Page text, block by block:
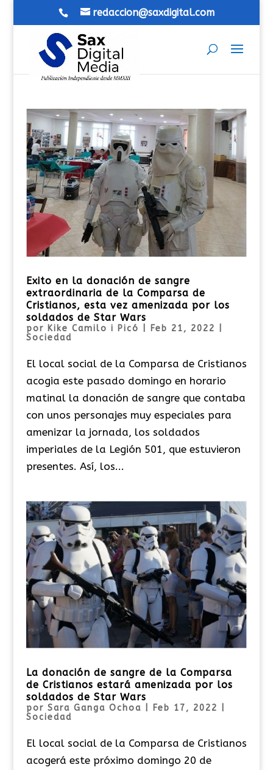
redaccion@saxdigital.com
Exito en la donación de sangre
extraordinaria de la Comparsa de
Cristianos, esta vez amenizada por los
soldados de Star Wars
por Kike Camilo i Picó Feb 21, 2022
Sociedad
El local social de la Comparsa de Cristianos
acogia este pasado domingo en horario
matinal la donación de sangre que contaba
con unos personajes muy especiales para
amenizar la jornada, los soldados
imperiales de la Legión 501, que estuvieron
presentes. Así, los...
La donación de sangre de la Comparsa
de Cristianos estará amenizada por los
soldados de Star Wars
por Sara Ganga Ochoa Feb 17, 2022
Sociedad
El local social de la Comparsa de Cristianos
acogerá este próximo domingo 20 de